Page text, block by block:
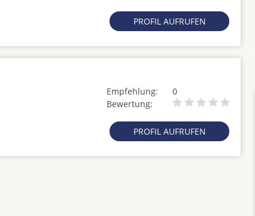
PROFIL AUFRUFEN
Empfehlung:
0
Bewertung:
PROFIL AUFRUFEN